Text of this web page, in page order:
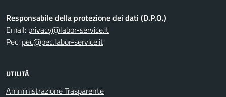
Responsabile della protezione dei dati (D.P.O.)
Email: privacy@labor-service.it
Pec: pec@pec.labor-service.it
UTILITÀ
Amministrazione Trasparente